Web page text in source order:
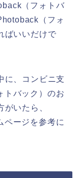
（フォトバ
（フォ
ばいいだけで
に、コンビニ支
トバック）のお
いたら、
ページを参考に